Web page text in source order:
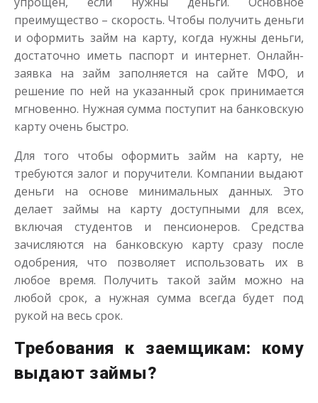
Получить
Моментальный займ
Сумма до 50 000₽
Срок от 1до 21 дня
Одолжим до 30 дней
преимущество – скорость. Чтобы получить деньги
и оформить займ на карту, когда нужны деньги,
достаточно иметь паспорт и интернет. Онлайн-
заявка на займ заполняется на сайте МФО, и
решение по ней на указанный срок принимается
мгновенно. Нужная сумма поступит на банковскую
карту очень быстро.
Для того чтобы оформить займ на карту, не
требуются залог и поручители. Компании выдают
деньги на основе минимальных данных. Это
делает займы на карту доступными для всех,
включая студентов и пенсионеров. Средства
зачисляются на банковскую карту сразу после
одобрения, что позволяет использовать их в
любое время. Получить такой займ можно на
любой срок, а нужная сумма всегда будет под
рукой на весь срок.
Требования к заемщикам: кому
выдают займы?